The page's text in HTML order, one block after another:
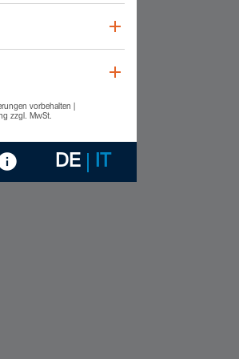
vorbehalten |
zzgl. MwSt.
DE IT